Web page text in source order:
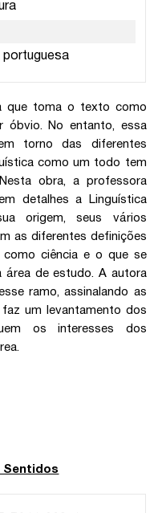
portuguesa
que toma o texto como
óbvio. No entanto, essa
torno das diferentes
como um todo tem
obra, a professora
detalhes a Linguística
origem, seus vários
as diferentes definições
ciência e o que se
área de estudo. A autora
ramo, assinalando as
um levantamento dos
os interesses dos
Sentidos